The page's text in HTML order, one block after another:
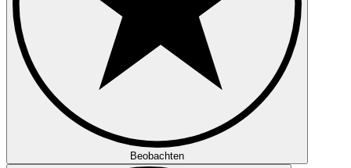
Beobachten